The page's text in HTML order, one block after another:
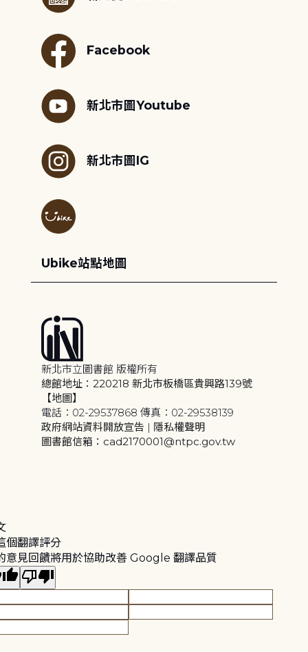
Facebook
新北市圖Youtube
新北市圖IG
Ubike站點地圖
新北市立圖書館 版權所有
總館地址：220218 新北市板橋區貴興路139號
【地圖】
電話：02-29537868 傳真：02-29538139
政府網站資料開放宣告 | 隱私權聲明
圖書館信箱：cad2170001@ntpc.gov.tw
個翻譯評分
意見回饋將用於協助改善 Google 翻譯品質